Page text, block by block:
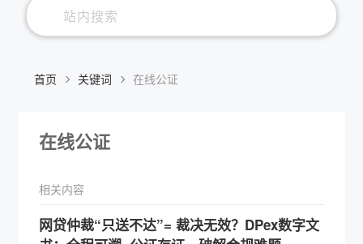
首页 关键词 在线公证
在线公证
相关内容
网贷仲裁“只送不达”= 裁决无效？DPex数字文